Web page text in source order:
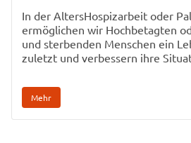
In der AltersHospizarbeit oder
ermöglichen wir Hochbetagten
und sterbenden Menschen ein
zuletzt und verbessern ihre
Mehr